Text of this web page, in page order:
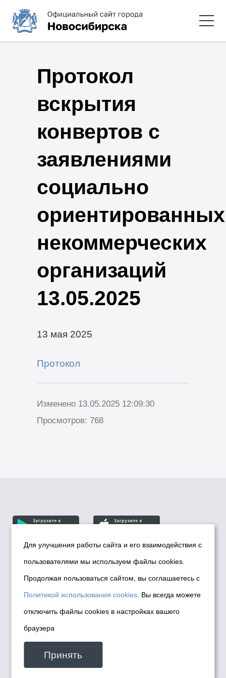
Протокол
вскрытия
конвертов с
заявлениями
социально
ориентированных
некоммерческих
организаций
13.05.2025
13 мая 2025
Протокол
Изменено 13.05.2025 12:09:30
Просмотров: 768
© Департамент информационной политики мэрии
города Новосибирска, 2026
Политика использования Cookies
Политика по обработке персональных
данных в информационных системах
мэрии города Новосибирска
malinchukvl@mail.ru
Для улучшения работы сайта и его взаимодействия с
пользователями мы используем файлы cookies.
Продолжая пользоваться сайтом, вы соглашаетесь с
Политикой использования cookies . Вы всегда можете
отключить файлы cookies в настройках вашего
браузера
Принять